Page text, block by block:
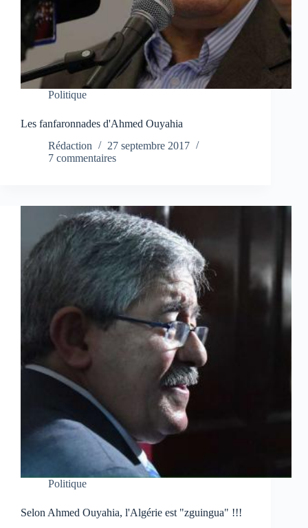
Politique
Les fanfaronnades d'Ahmed Ouyahia
Rédaction
27 septembre 2017
7 commentaires
Politique
Selon Ahmed Ouyahia, l'Algérie est "zguingua" !!!